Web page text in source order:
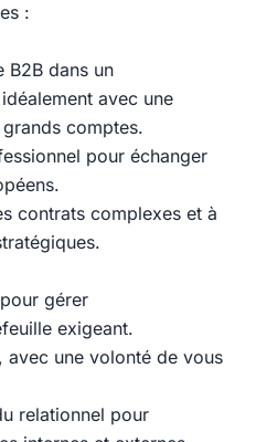
:
B2B dans un
avec une
comptes.
pour échanger
contrats complexes et à
gérer
exigeant.
avec une volonté de vous
relationnel pour